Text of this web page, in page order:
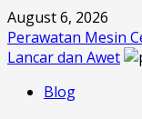
August 6, 2026
Perawatan Mesin
Lancar dan Awet
Blog